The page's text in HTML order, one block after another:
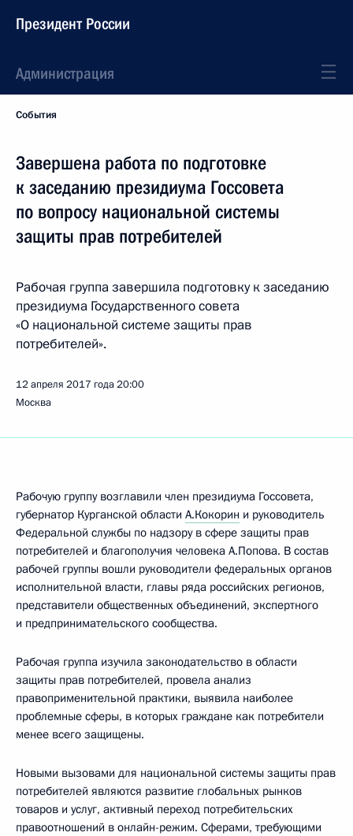
Президент России
Администрация
События
Завершена работа по подготовке
к заседанию президиума Госсовета
по вопросу национальной системы
защиты прав потребителей
Рабочая группа завершила подготовку к заседанию
президиума Государственного совета
«О национальной системе защиты прав
потребителей».
12 апреля 2017 года20:00
Москва
Рабочую группу возглавили член президиума Госсовета,
губернатор Курганской области А.Кокорин и руководитель
Федеральной службы по надзору в сфере защиты прав
потребителей и благополучия человека А.Попова. В состав
рабочей группы вошли руководители федеральных органов
исполнительной власти, главы ряда российских регионов,
представители общественных объединений, экспертного
и предпринимательского сообщества.
Рабочая группа изучила законодательство в области
защиты прав потребителей, провела анализ
правоприменительной практики, выявила наиболее
проблемные сферы, в которых граждане как потребители
менее всего защищены.
Новыми вызовами для национальной системы защиты прав
потребителей являются развитие глобальных рынков
товаров и услуг, активный переход потребительских
правоотношений в онлайн-режим. Сферами, требующими